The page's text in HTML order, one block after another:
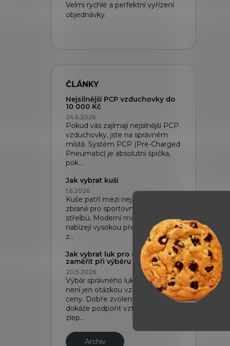
Velmi rychlé a perfektní vyřízení
objednávky.
ČLÁNKY
Nejsilnější PCP vzduchovky do
10 000 Kč
24.6.2026
Pokud vás zajímají nejsilnější PCP
vzduchovky, jste na správném
místě. Systém PCP (Pre-Charged
Pneumatic) je absolutní špička,
pok...
Jak vybrat kuši
1.6.2026
Kuše patří mezi nejzajímavější
zbraně pro sportovní i rekreační
střelbu. Moderní modely dnes
nabízejí vysokou přesnost, kvalitní
z...
Jak vybrat luk pro děti: Na co se
zaměřit při výběru
20.5.2026
Výběr správného luku pro dítě
není jen otázkou vzhledu nebo
ceny. Dobře zvolený luk pro děti
dokáže podpořit vztah ke sportu,
zlep...
Archiv